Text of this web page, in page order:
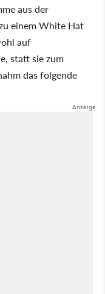
aus der
einem White Hat
auf
statt sie zum
das folgende